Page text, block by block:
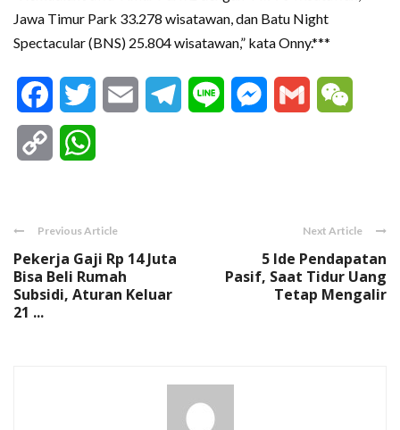
Jawa Timur Park 33.278 wisatawan, dan Batu Night
Spectacular (BNS) 25.804 wisatawan,” kata Onny.***
FacebookTwitter Email Telegram
Line Messenger
Gmail
Copy
Previous Article
Pekerja Gaji Rp 14 Juta
Bisa Beli Rumah
Subsidi, Aturan Keluar
21 ...
Next Article
5 Ide Pendapatan
Pasif, Saat Tidur Uang
Tetap Mengalir